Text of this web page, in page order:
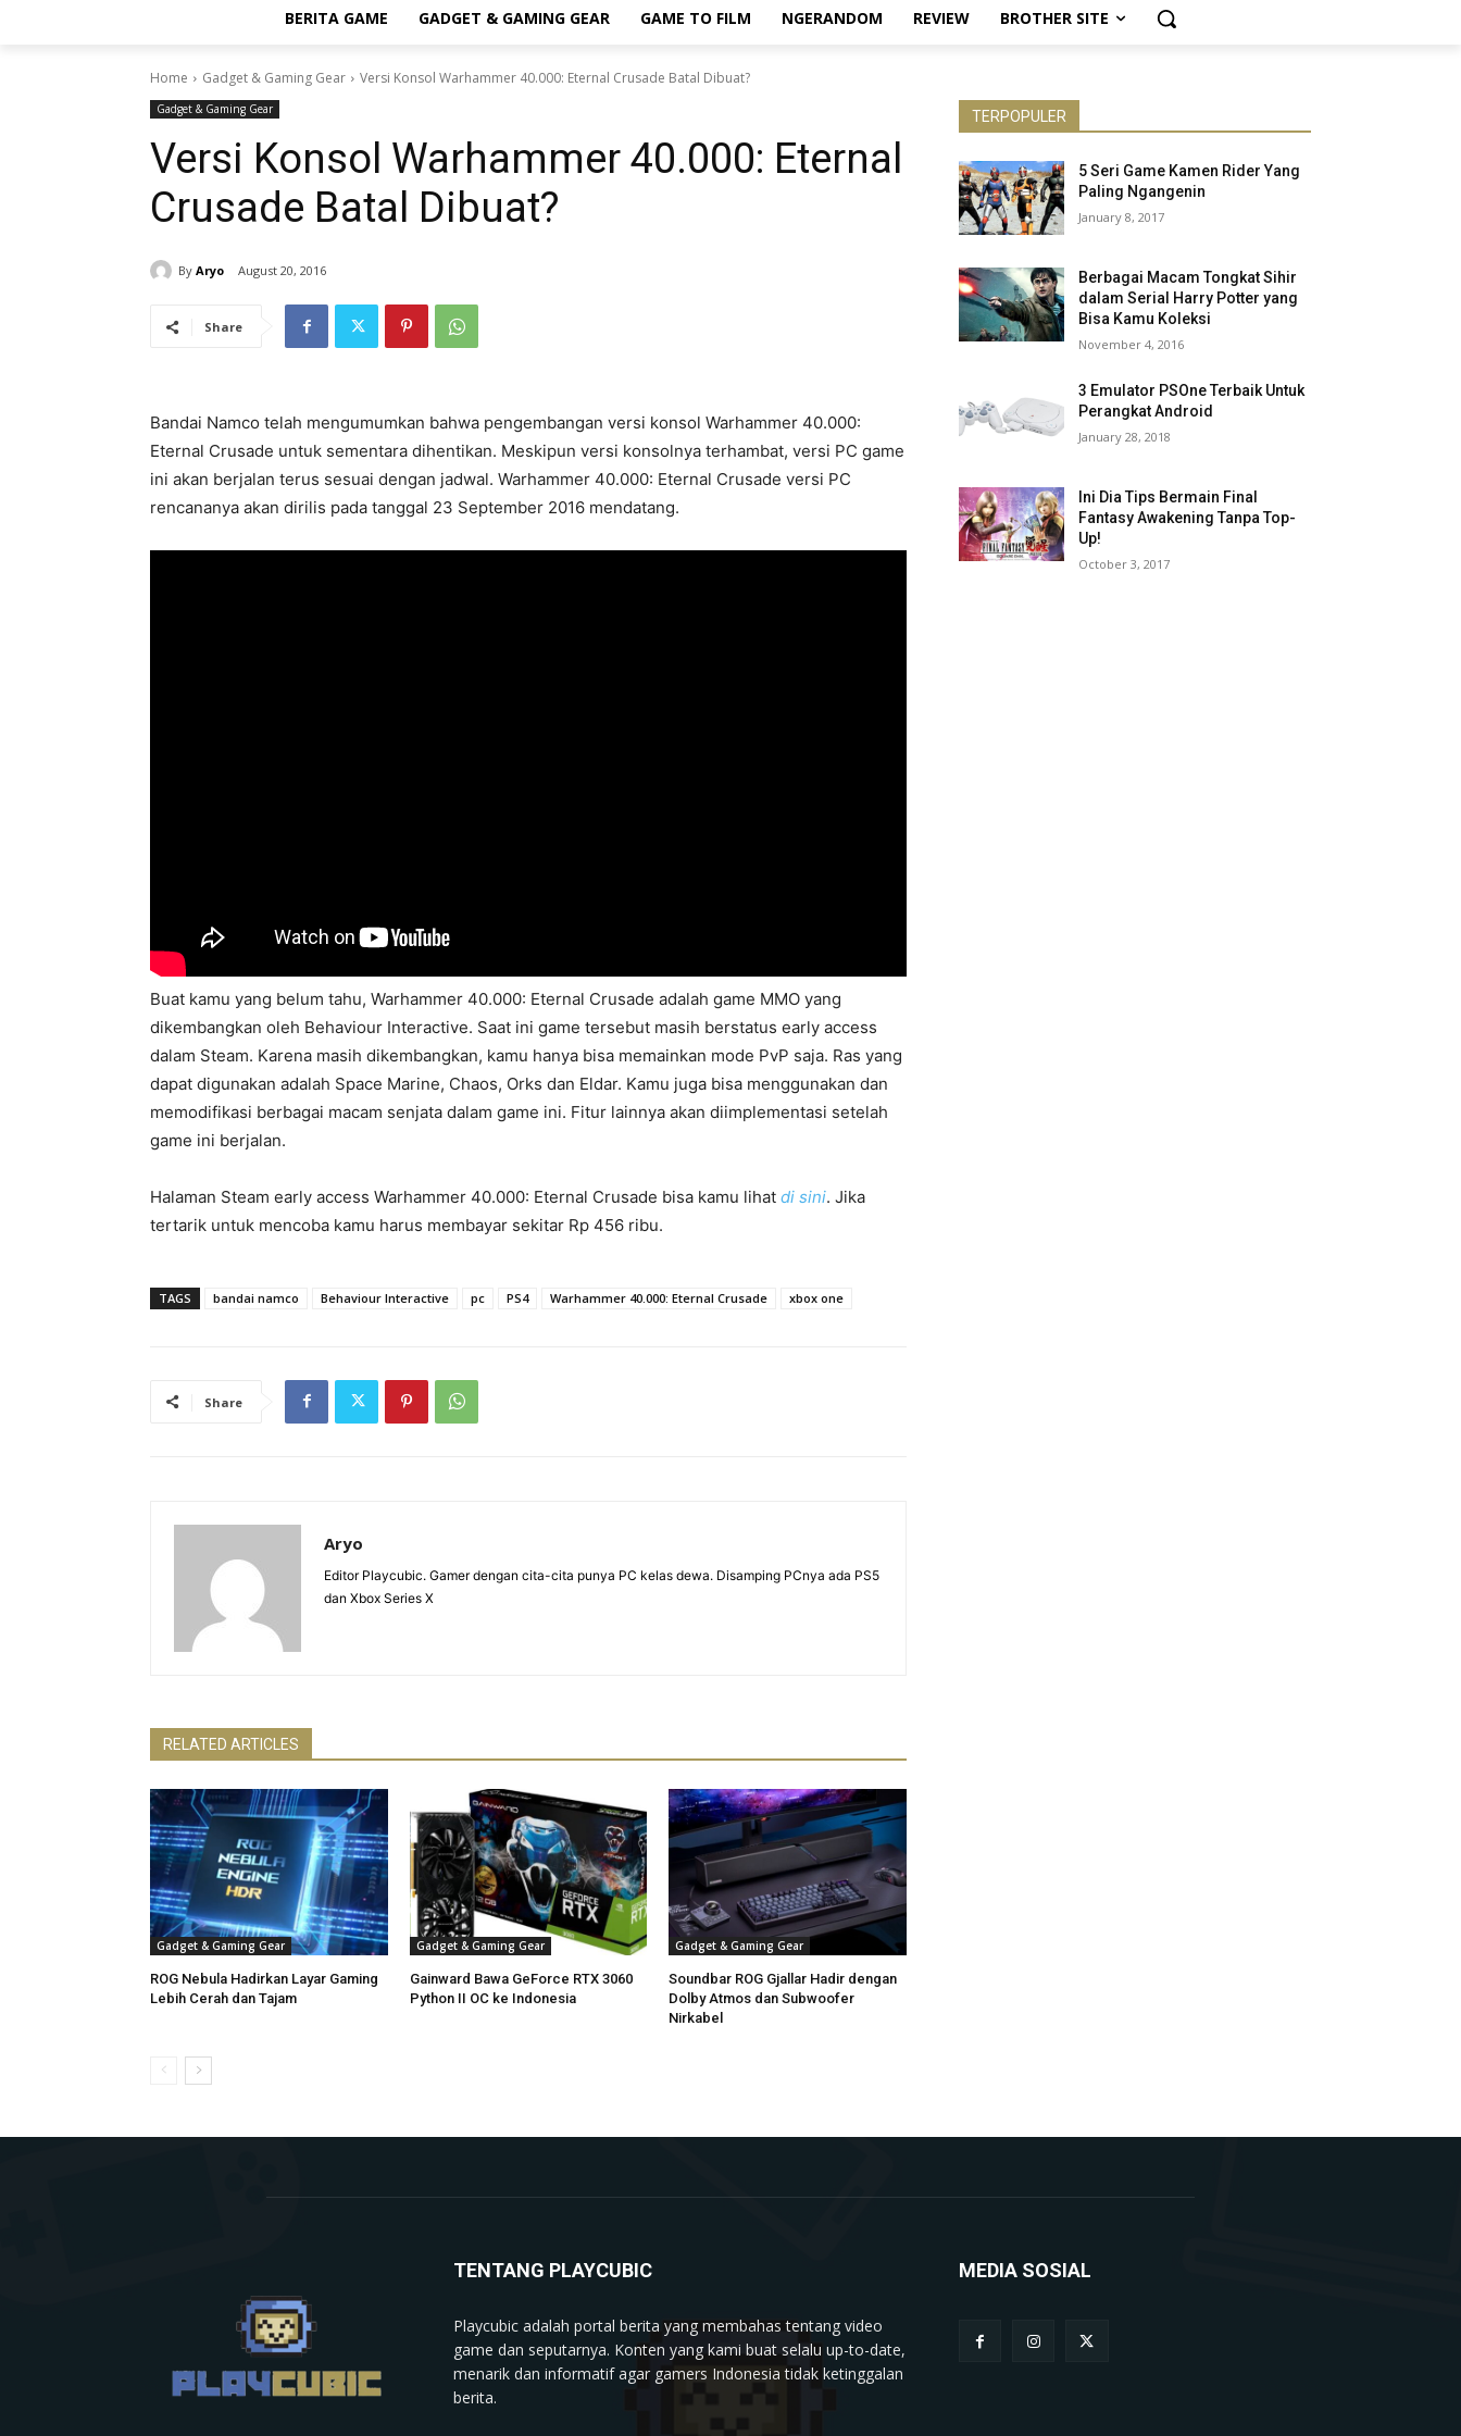
BERITA GAME GADGET & GAMING GEAR GAME TO FILM NGERANDOM REVIEW BROTHER SITE
Home Gadget & Gaming Gear Versi Konsol Warhammer 40.000: Eternal Crusade Batal Dibuat?
Gadget & Gaming Gear
Versi Konsol Warhammer 40.000: Eternal
Crusade Batal Dibuat?
By Aryo August 20, 2016
Share
Bandai Namco telah mengumumkan bahwa pengembangan versi konsol Warhammer 40.000:
Eternal Crusade untuk sementara dihentikan. Meskipun versi konsolnya terhambat, versi PC game
ini akan berjalan terus sesuai dengan jadwal. Warhammer 40.000: Eternal Crusade versi PC
rencananya akan dirilis pada tanggal 23 September 2016 mendatang.
Buat kamu yang belum tahu, Warhammer 40.000: Eternal Crusade adalah game MMO yang
dikembangkan oleh Behaviour Interactive. Saat ini game tersebut masih berstatus early access
dalam Steam. Karena masih dikembangkan, kamu hanya bisa memainkan mode PvP saja. Ras yang
dapat digunakan adalah Space Marine, Chaos, Orks dan Eldar. Kamu juga bisa menggunakan dan
memodifikasi berbagai macam senjata dalam game ini. Fitur lainnya akan diimplementasi setelah
game ini berjalan.
Halaman Steam early access Warhammer 40.000: Eternal Crusade bisa kamu lihat di sini. Jika
tertarik untuk mencoba kamu harus membayar sekitar Rp 456 ribu.
TAGS bandai namco Behaviour Interactive pc PS4 Warhammer 40.000: Eternal Crusade xbox one
Share
Aryo
Editor Playcubic. Gamer dengan cita-cita punya PC kelas dewa. Disamping PCnya ada PS5
dan Xbox Series X
RELATED ARTICLES
Gadget & Gaming Gear
ROG Nebula Hadirkan Layar Gaming
Lebih Cerah dan Tajam
Gadget & Gaming Gear
Gainward Bawa GeForce RTX 3060
Python II OC ke Indonesia
Gadget & Gaming Gear
Soundbar ROG Gjallar Hadir dengan
Dolby Atmos dan Subwoofer
Nirkabel
TERPOPULER
5 Seri Game Kamen Rider Yang
Paling Ngangenin
January 8, 2017
Berbagai Macam Tongkat Sihir
dalam Serial Harry Potter yang
Bisa Kamu Koleksi
November 4, 2016
3 Emulator PSOne Terbaik Untuk
Perangkat Android
January 28, 2018
Ini Dia Tips Bermain Final
Fantasy Awakening Tanpa Top-
Up!
October 3, 2017
TENTANG PLAYCUBIC
Playcubic adalah portal berita yang membahas tentang video
game dan seputarnya. Konten yang kami buat selalu up-to-date,
menarik dan informatif agar gamers Indonesia tidak ketinggalan
berita.
MEDIA SOSIAL